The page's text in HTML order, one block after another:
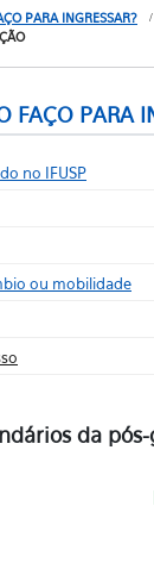
PARA INGRESSAR?
FAÇO PARA
no IFUSP
ou mobilidade
da